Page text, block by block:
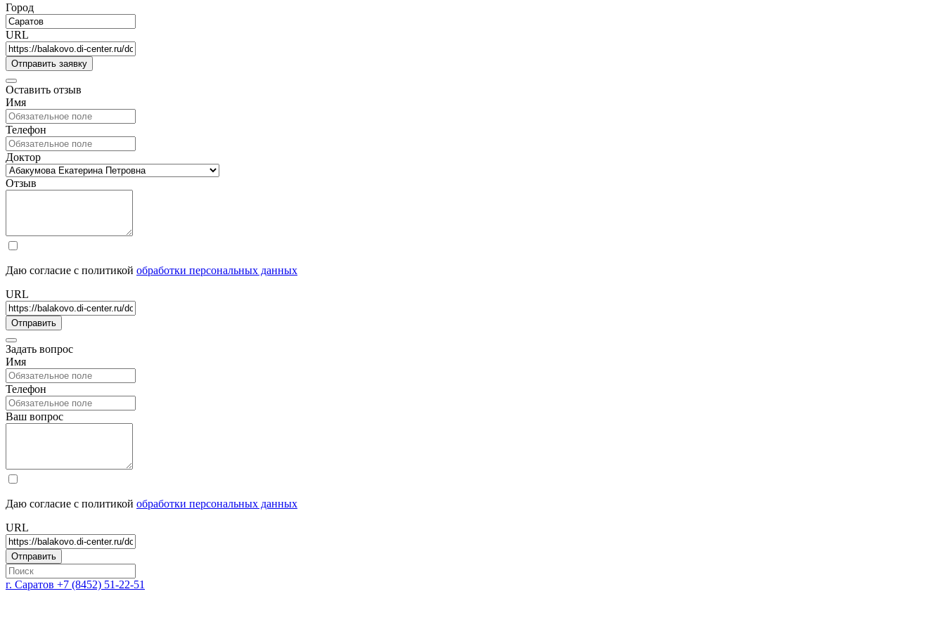
Город
URL
Оставить отзыв
Имя
Телефон
Доктор
Отзыв
Даю согласие с политикой обработки персональных данных
URL
Задать вопрос
Имя
Телефон
Ваш вопрос
Даю согласие с политикой обработки персональных данных
URL
г. Саратов +7 (8452) 51-22-51